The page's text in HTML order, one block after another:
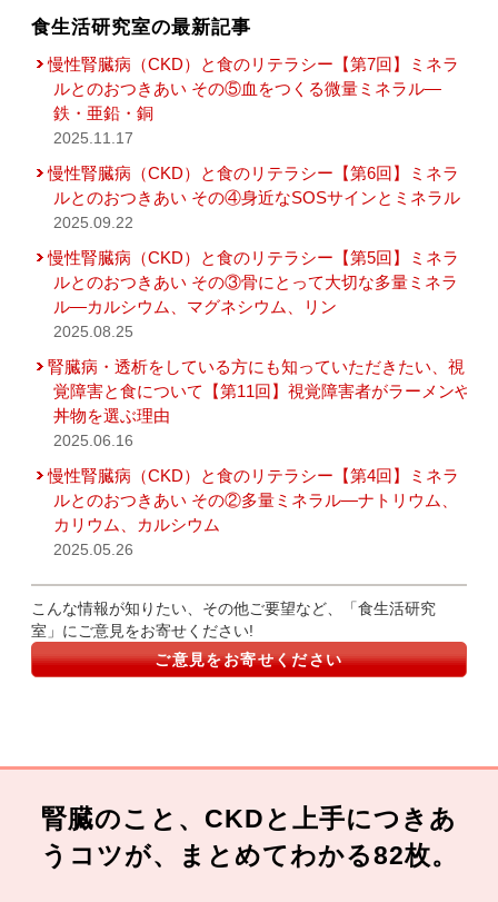
食生活研究室の最新記事
慢性腎臓病（CKD）と食のリテラシー【第7回】ミネラ
ルとのおつきあい その⑤血をつくる微量ミネラル―
鉄・亜鉛・銅
2025.11.17
慢性腎臓病（CKD）と食のリテラシー【第6回】ミネラ
ルとのおつきあい その④身近なSOSサインとミネラル
2025.09.22
慢性腎臓病（CKD）と食のリテラシー【第5回】ミネラ
ルとのおつきあい その③骨にとって大切な多量ミネラ
ル―カルシウム、マグネシウム、リン
2025.08.25
腎臓病・透析をしている方にも知っていただきたい、視
覚障害と食について【第11回】視覚障害者がラーメンや
丼物を選ぶ理由
2025.06.16
慢性腎臓病（CKD）と食のリテラシー【第4回】ミネラ
ルとのおつきあい その②多量ミネラル―ナトリウム、
カリウム、カルシウム
2025.05.26
こんな情報が知りたい、その他ご要望など、「食生活研究
室」にご意見をお寄せください!
ご意見をお寄せください
腎臓のこと、CKDと上手につきあ
うコツが、まとめてわかる82枚。